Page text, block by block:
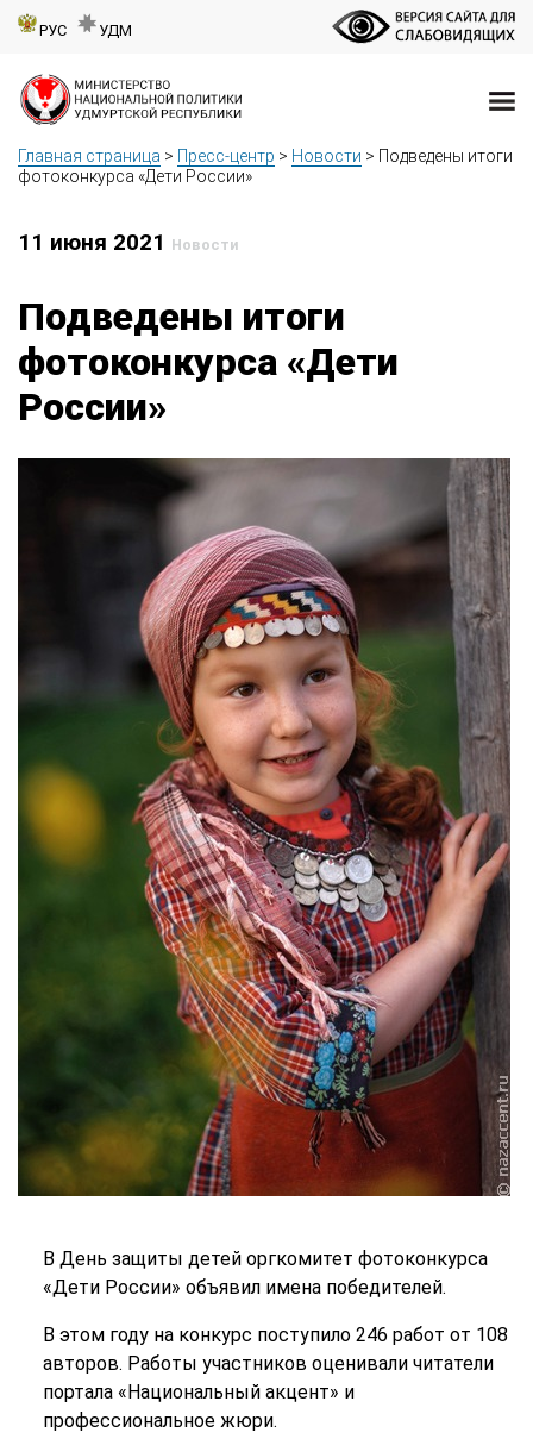
РУС УДМ
Главная страница > Пресс-центр > Новости > Подведены итоги
фотоконкурса «Дети России»
11 июня 2021 Новости
Подведены итоги
фотоконкурса «Дети
России»
В День защиты детей оргкомитет фотоконкурса
«Дети России» объявил имена победителей.
В этом году на конкурс поступило 246 работ от 108
авторов. Работы участников оценивали читатели
портала «Национальный акцент» и
профессиональное жюри.